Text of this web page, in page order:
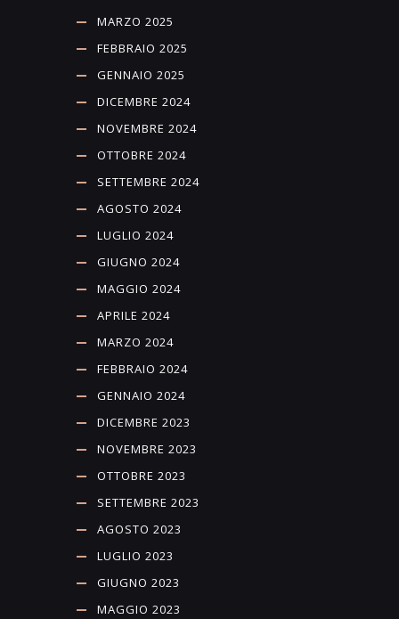
MARZO 2025
FEBBRAIO 2025
GENNAIO 2025
DICEMBRE 2024
NOVEMBRE 2024
OTTOBRE 2024
SETTEMBRE 2024
AGOSTO 2024
LUGLIO 2024
GIUGNO 2024
MAGGIO 2024
APRILE 2024
MARZO 2024
FEBBRAIO 2024
GENNAIO 2024
DICEMBRE 2023
NOVEMBRE 2023
OTTOBRE 2023
SETTEMBRE 2023
AGOSTO 2023
LUGLIO 2023
GIUGNO 2023
MAGGIO 2023